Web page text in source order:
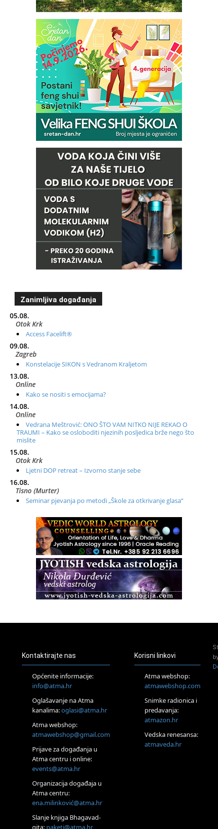
Zanimljiva događanja
05.08.
Otok Krk
Access Facelift®
09.08.
Zagreb
Konstelacije SIKON s Vedranom Kraljetom
13.08.
Online
Kako se nositi s emocijama?
14.08.
Online
Vedrana Meštrović: ONO ŠTO VAM NITKO NIJE REKAO O
TRAUMI – Kako se osloboditi njezinih posljedica brže nego što
mislite
15.08.
Otok Krk
Ljetni DOP retreat – Izvorno stanje sebe
16.08.
Tisno (Murter)
Seminar pjevanja po metodi „Škole za otkrivanje glasa“
Radionica: Pomagači iz drugih dimenzija Online – otvoreno za
Zagreb+Online
Osnovni ThetaHealing® tečaj, Zagreb i Online
Access BARS®, otpusti stres
Pjesma srca / Zagreb
Tečaj Višeg Vodstva, razvijanja intuicije i Akaša zapisa
Online
Postanite Nositelj Vibracije Nove Zemlje
Visoko
Alemka Dauskardt – Jednodnevna radionica sistemskih
konstelacija
Zagreb
HOD PO ŽERAVICI – Seminar koji mijenja tijelo, duh i um
SoulFest – Festival glazbe, mudrosti i zajedništva
Zagreb
Access BARS® edukacija otpusti stres
Kontaktirajte nas
Općenite informacije:
info@atma.hr
Oglašavanje na Atma
kanalima:oglasi@atma.hr
Atma webshop:
atmawebshop@gmail.com
Prijave za događanja u
Atma centru i online:
events@atma.hr
Organizacija događaja u
Atma centru:
ena.milinković@atma.hr
Slanje knjiga Bhagavad-
gita: paketi@atma.hr
Korisni linkovi
Atma webshop:
atmawebshop.com
Snimke radionica i
predavanja:
atmazon.hr
Vedska renesansa:
atmaveda.hr